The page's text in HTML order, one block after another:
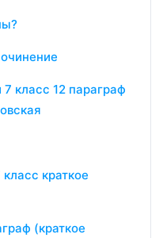
класс 12 параграф
краткое
(краткое